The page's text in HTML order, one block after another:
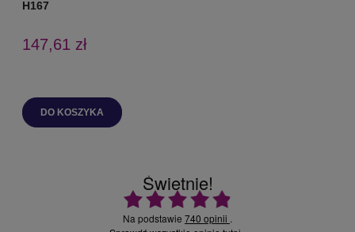
H167
147,61 zł
DO KOSZYKA
Świetnie!
Ocena średnia 4.9 na 5
Na podstawie 740 opinii .